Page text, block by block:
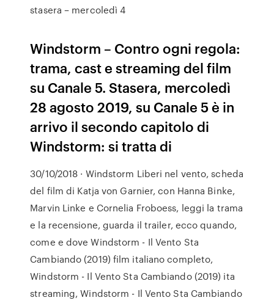
stasera – mercoledì 4
Windstorm – Contro ogni regola:
trama, cast e streaming del film
su Canale 5. Stasera, mercoledì
28 agosto 2019, su Canale 5 è in
arrivo il secondo capitolo di
Windstorm: si tratta di
30/10/2018 · Windstorm Liberi nel vento, scheda
del film di Katja von Garnier, con Hanna Binke,
Marvin Linke e Cornelia Froboess, leggi la trama
e la recensione, guarda il trailer, ecco quando,
come e dove Windstorm - Il Vento Sta
Cambiando (2019) film italiano completo,
Windstorm - Il Vento Sta Cambiando (2019) ita
streaming, Windstorm - Il Vento Sta Cambiando